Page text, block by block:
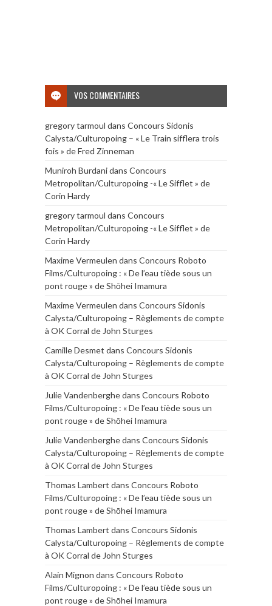
VOS COMMENTAIRES
gregory tarmoul dans Concours Sidonis
Calysta/Culturopoing – « Le Train sifflera trois
fois » de Fred Zinneman
Muniroh Burdanidans Concours
Metropolitan/Culturopoing -« Le Sifflet » de
Corin Hardy
gregory tarmoul dans Concours
Metropolitan/Culturopoing -« Le Sifflet » de
Corin Hardy
Maxime Vermeulen dans Concours Roboto
Films/Culturopoing : « De l’eau tiède sous un
pont rouge » de Shōhei Imamura
Maxime Vermeulen dans Concours Sidonis
Calysta/Culturopoing – Règlements de compte
à OK Corral de John Sturges
Camille Desmet dans Concours Sidonis
Calysta/Culturopoing – Règlements de compte
à OK Corral de John Sturges
Julie Vandenberghedans Concours Roboto
Films/Culturopoing : « De l’eau tiède sous un
pont rouge » de Shōhei Imamura
Julie Vandenberghedans Concours Sidonis
Calysta/Culturopoing – Règlements de compte
à OK Corral de John Sturges
Thomas Lambert dans Concours Roboto
Films/Culturopoing : « De l’eau tiède sous un
pont rouge » de Shōhei Imamura
Thomas Lambert dans Concours Sidonis
Calysta/Culturopoing – Règlements de compte
à OK Corral de John Sturges
Alain Mignon dans Concours Roboto
Films/Culturopoing : « De l’eau tiède sous un
pont rouge » de Shōhei Imamura